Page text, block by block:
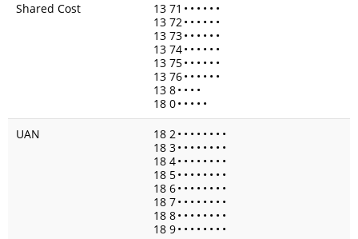
Shared Cost
13 71 • • • • • •
13 72• • • • • •
13 73• • • • • •
13 74• • • • • •
13 75• • • • • •
13 76• • • • • •
13 8• • • •
18 0• • • • •
UAN
18 2• • • • • • • •
18 3• • • • • • • •
18 4• • • • • • • •
18 5• • • • • • • •
18 6• • • • • • • •
18 7• • • • • • • •
18 8• • • • • • • •
18 9• • • • • • • •